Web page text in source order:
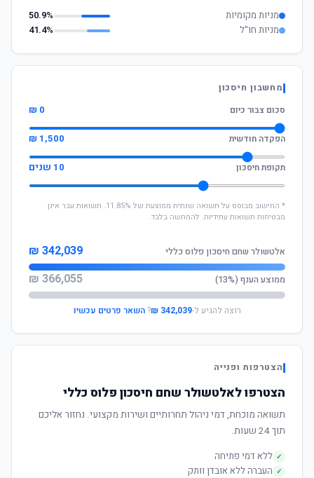
מניות מקומיות
50.9%
מניות חו"ל
41.4%
מחשבון חיסכון
סכום צבור כיום
0 ₪
הפקדה חודשית 1,500 ₪
תקופת חיסכון 10 שנים
* החישוב מבוסס על תשואה שנתית ממוצעת של 11.85%. תשואות עבר אינן
מבטיחות תשואות עתידיות. להמחשה בלבד.
אלטשולר שחם חיסכון פלוס כללי 342,039 ₪
ממוצע הענף (13%) 366,055 ₪
רוצה להגיע ל-342,039 ₪
?השאר פרטים עכשיו
הצטרפות ופנייה
הצטרפו לאלטשולר שחם חיסכון פלוס כללי
תשואה מוכחת, דמי ניהול תחרותיים ושירות מקצועי. נחזור אליכם
תוך 24 שעות.
✓ ללא דמי פתיחה
✓ העברה ללא אובדן וותק